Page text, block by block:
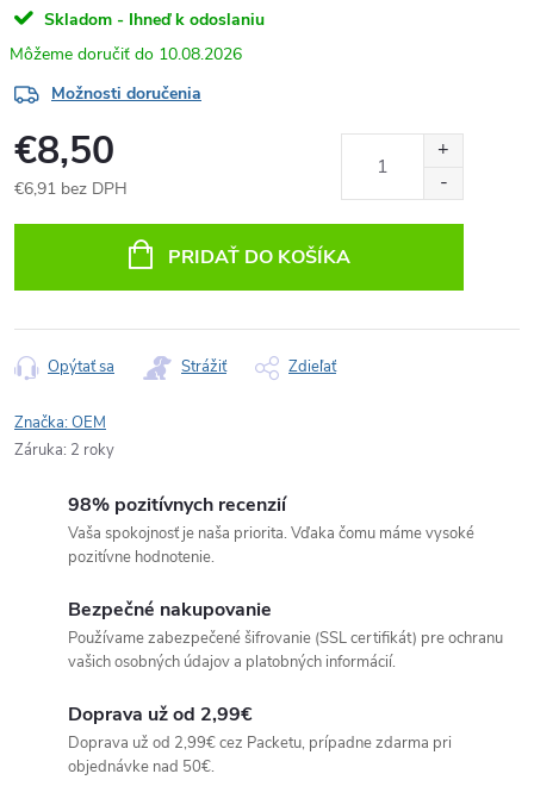
Skladom - Ihneď k odoslaniu
10.08.2026
Možnosti doručenia
€8,50
€6,91 bez DPH
PRIDAŤ DO KOŠÍKA
Opýtať sa Strážiť Zdieľať
Značka:OEM
Záruka: 2 roky
98% pozitívnych recenzií
Vaša spokojnosť je naša priorita. Vďaka čomu máme vysoké
pozitívne hodnotenie.
Bezpečné nakupovanie
Používame zabezpečené šifrovanie (SSL certifikát) pre ochranu
vašich osobných údajov a platobných informácií.
Doprava už od 2,99€
Doprava už od 2,99€ cez Packetu, prípadne zdarma pri
objednávke nad 50€.